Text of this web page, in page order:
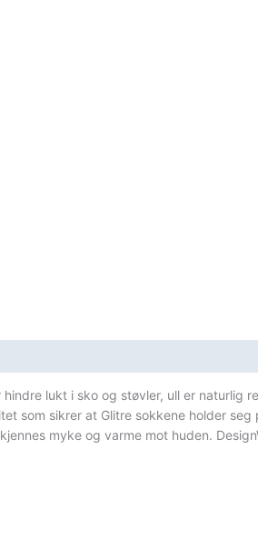
lukt i sko og støvler, ull er naturlig
som sikrer at Glitre sokkene holder seg
myke og varme mot huden.